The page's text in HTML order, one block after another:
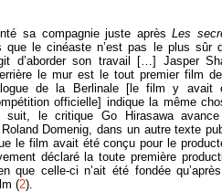
sa compagnie juste aprèsLes
que le cinéaste n’est pas le plus sûr
d’aborder son travail […] Jasper
le mur est le tout premier film
de la Berlinale [le film y avait
officielle] indique la même
le critique Go Hirasawa
Domenig, dans un autre texte
le film avait été conçu pour le
déclaré la toute première
que celle-ci n’ait été fondée
(2).